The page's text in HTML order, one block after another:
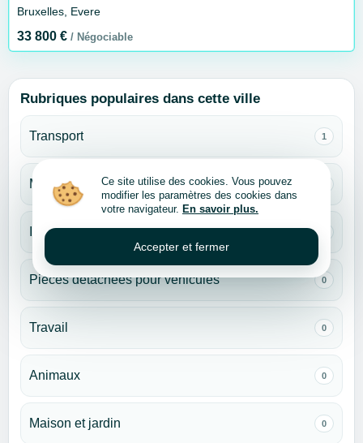
Bruxelles, Evere
33 800 € Négociable
Rubriques populaires dans cette ville
Transport 1
Monde des enfants
Immobilier
Pièces détachées pour véhicules 0
Travail 0
Animaux 0
Maison et jardin 0
Ce site utilise des cookies. Vous pouvez
modifier les paramètres des cookies dans
votre navigateur. En savoir plus.
Accepter et fermer